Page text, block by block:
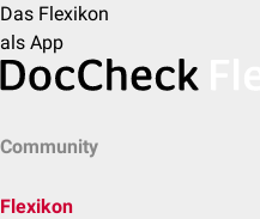
Das Flexikon
als App
Community
Flexikon